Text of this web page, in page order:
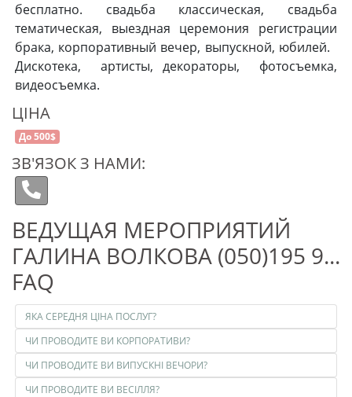
бесплатно. свадьба классическая, свадьба
тематическая, выездная церемония регистрации
брака, корпоративный вечер, выпускной, юбилей.
Дискотека, артисты, декораторы, фотосъемка,
видеосъемка.
ЦІНА
До 500$
ЗВ'ЯЗОК З НАМИ:
ВЕДУЩАЯ МЕРОПРИЯТИЙ
ГАЛИНА ВОЛКОВА (050)195 9...
FAQ
ЯКА СЕРЕДНЯ ЦІНА ПОСЛУГ?
ЧИ ПРОВОДИТЕ ВИ КОРПОРАТИВИ?
ЧИ ПРОВОДИТЕ ВИ ВИПУСКНІ ВЕЧОРИ?
ЧИ ПРОВОДИТЕ ВИ ВЕСІЛЛЯ?